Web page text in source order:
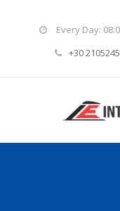
Every Day:
+30